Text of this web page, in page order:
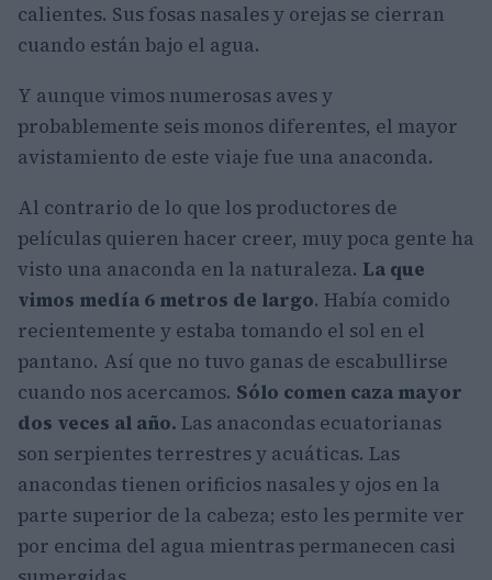
calientes. Sus fosas nasales y orejas se cierran
cuando están bajo el agua.
Y aunque vimos numerosas aves y
probablemente seis monos diferentes, el mayor
avistamiento de este viaje fue una anaconda.
Al contrario de lo que los productores de
películas quieren hacer creer, muy poca gente ha
visto una anaconda en la naturaleza. La que
vimos medía 6 metros de largo. Había comido
recientemente y estaba tomando el sol en el
pantano. Así que no tuvo ganas de escabullirse
cuando nos acercamos. Sólo comen caza mayor
dos veces al año. Las anacondas ecuatorianas
son serpientes terrestres y acuáticas. Las
anacondas tienen orificios nasales y ojos en la
parte superior de la cabeza; esto les permite ver
por encima del agua mientras permanecen casi